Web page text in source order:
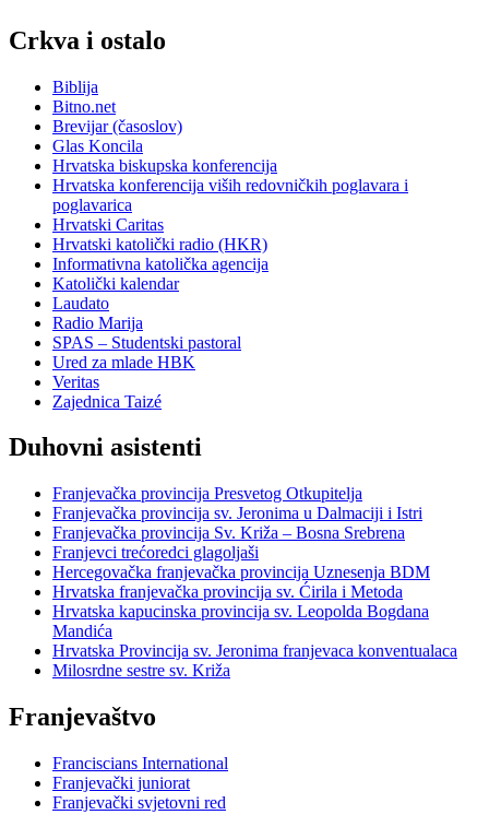
Crkva i ostalo
Biblija
Bitno.net
Brevijar (časoslov)
Glas Koncila
Hrvatska biskupska konferencija
Hrvatska konferencija viših redovničkih poglavara i
poglavarica
Hrvatski Caritas
Hrvatski katolički radio (HKR)
Informativna katolička agencija
Katolički kalendar
Laudato
Radio Marija
SPAS – Studentski pastoral
Ured za mlade HBK
Veritas
Zajednica Taizé
Duhovni asistenti
Franjevačka provincija Presvetog Otkupitelja
Franjevačka provincija sv. Jeronima u Dalmaciji i Istri
Franjevačka provincija Sv. Križa – Bosna Srebrena
Franjevci trećoredci glagoljaši
Hercegovačka franjevačka provincija Uznesenja BDM
Hrvatska franjevačka provincija sv. Ćirila i Metoda
Hrvatska kapucinska provincija sv. Leopolda Bogdana
Mandića
Hrvatska Provincija sv. Jeronima franjevaca konventualaca
Milosrdne sestre sv. Križa
Franjevaštvo
Franciscians International
Franjevački juniorat
Franjevački svjetovni red